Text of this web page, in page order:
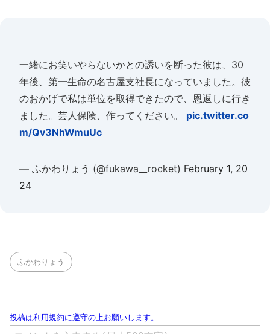
一緒にお笑いやらないかとの誘いを断った彼は、30
年後、第一生命の名古屋支社長になっていました。彼
のおかげで私は単位を取得できたので、恩返しに行き
ました。芸人保険、作ってください。 pic.twitter.co
m/Qv3NhWmuUc
— ふかわりょう (@fukawa__rocket) February 1, 20
24
ふかわりょう